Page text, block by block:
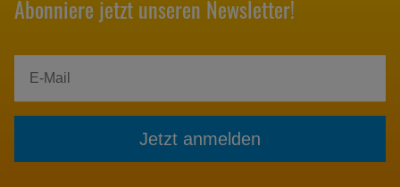
Abonniere jetzt unseren Newsletter!
Jetzt anmelden